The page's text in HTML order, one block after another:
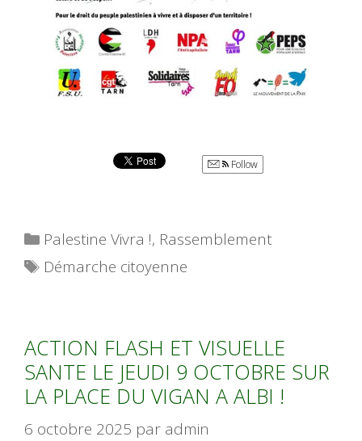
Follow
Catégories
Palestine Vivra !, Rassemblement
Étiquettes
Démarche citoyenne
ACTION FLASH ET VISUELLE
SANTE LE JEUDI 9 OCTOBRE SUR
LA PLACE DU VIGAN A ALBI !
6 octobre 2025 par admin